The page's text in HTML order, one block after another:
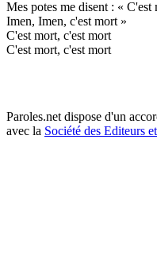
Mes potes me disent : « C'est
Imen, Imen, c'est mort »
C'est mort, c'est mort
C'est mort, c'est mort
Paroles.net dispose d'un
avec la Société des Editeurs